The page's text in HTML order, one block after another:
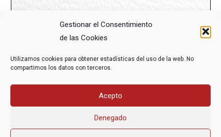
Gestionar el Consentimiento
de las Cookies
Utilizamos cookies para obtener estadísticas del uso de la web. No
compartimos los datos con terceros.
Acepto
Denegado